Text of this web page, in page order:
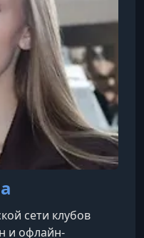
сети клубов
и офлайн-